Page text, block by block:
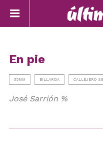
En pie
35MM BILLARDA CALLEJERO
José Sarrión %